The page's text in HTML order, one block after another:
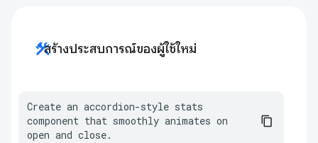
constructionสร้างประสบการณ์ของผู้ใช้ใหม่
Create an accordion-style stats
component that smoothly animates on
open and close.